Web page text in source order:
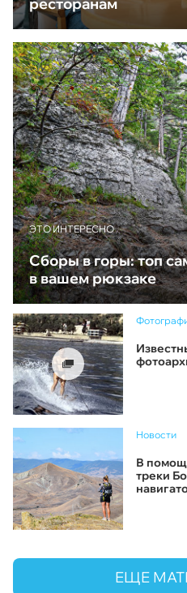
ЭТО ИНТЕРЕСНО
Сборы в горы: топ
в вашем рюкзаке
Новости
В
треки
ЕЩЕ